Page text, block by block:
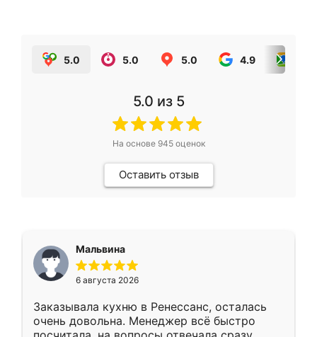
5.0 5.0 5.0 4.9
5.0 из 5
На основе 945оценок
Оставить отзыв
Мальвина
6 августа 2026
Заказывала кухню в Ренессанс, осталась
очень довольна. Менеджер всё быстро